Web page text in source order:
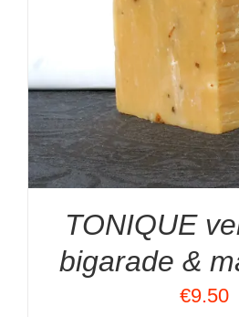
TONIQUE
bigarade &
€9.50